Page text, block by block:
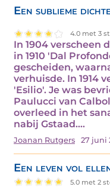
Een sublieme
4.0 met 3
In 1904 verscheen
in 1910 'Dal
gescheiden,
verhuisde. In 1914
'Esilio'. Je was
Paulucci van
overleed in het
nabij Gstaad.…
Joanan Rutgers 27 juni
Een leven vol
5.0 met 2